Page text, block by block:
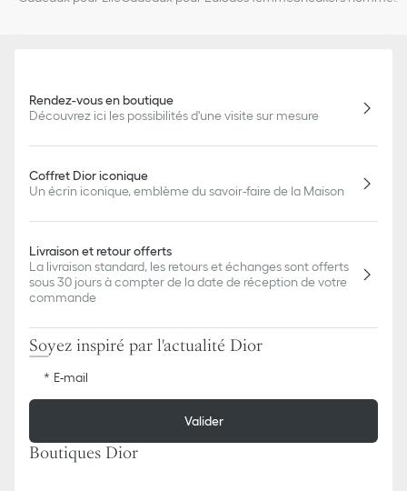
Rendez-vous en boutique
Découvrez ici les possibilités d'une visite sur mesure
Coffret Dior iconique
Un écrin iconique, emblème du savoir-faire de la Maison
Livraison et retour offerts
La livraison standard, les retours et échanges sont offerts
sous 30 jours à compter de la date de réception de votre
commande
Soyez inspiré par l'actualité Dior
E-mail
Valider
Boutiques Dior